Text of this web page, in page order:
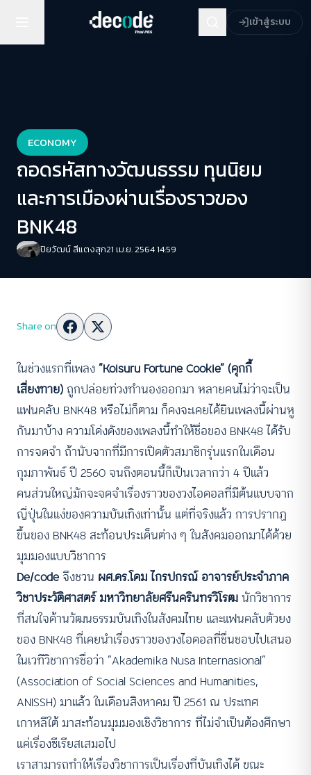
เข้าสู่ระบบ
ECONOMY
ถอดรหัสทางวัฒนธรรม ทุนนิยม
และการเมืองผ่านเรื่องราวของ
BNK48
ปิยวัฒน์ สีแตงสุก21 เม.ย. 2564 14:59
Share on
ในช่วงแรกที่เพลง“Koisuru Fortune Cookie” (คุกกี้
เสี่ยงทาย)ถูกปล่อยท่วงทำนองออกมา หลายคนไม่ว่าจะเป็น
แฟนคลับ BNK48 หรือไม่ก็ตาม ก็คงจะเคยได้ยินเพลงนี้ผ่านหู
กันมาบ้าง ความโด่งดังของเพลงนี้ทำให้ชื่อของ BNK48 ได้รับ
การจดจำ ถ้านับจากที่มีการเปิดตัวสมาชิกรุ่นแรกในเดือน
กุมภาพันธ์ ปี 2560 จนถึงตอนนี้ก็เป็นเวลากว่า 4 ปีแล้ว
คนส่วนใหญ่มักจะจดจำเรื่องราวของวงไอดอลที่มีต้นแบบจาก
ญี่ปุ่นในแง่ของความบันเทิงเท่านั้น แต่ที่จริงแล้ว การปรากฏ
ขึ้นของ BNK48 สะท้อนประเด็นต่าง ๆ ในสังคมออกมาได้ด้วย
มุมมองแบบวิชาการ
De/codeจึงชวน ผศ.ดร.โดม ไกรปกรณ์ อาจารย์ประจำภาค
วิชาประวัติศาสตร์ มหาวิทยาลัยศรีนครินทรวิโรฒนักวิชาการ
ที่สนใจด้านวัฒนธรรมบันเทิงในสังคมไทย และแฟนคลับตัวยง
ของ BNK48 ที่เคยนำเรื่องราวของวงไอดอลที่ชื่นชอบไปเสนอ
ในเวทีวิชาการชื่อว่า “Akademika Nusa Internasional”
(Association of Social Sciences and Humanities,
ANISSH) มาแล้ว ในเดือนสิงหาคม ปี 2561 ณ ประเทศ
เกาหลีใต้ มาสะท้อนมุมมองเชิงวิชาการ ที่ไม่จำเป็นต้องศึกษา
แค่เรื่องซีเรียสเสมอไป
เราสามารถทำให้เรื่องวิชาการเป็นเรื่องที่บันเทิงได้ ขณะ